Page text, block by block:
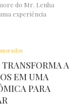
do Mr. Lenha
experiência
A
EM UMA
PARA